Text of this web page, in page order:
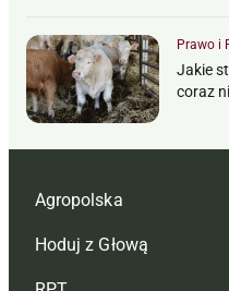
Prawo i
Jakie
coraz
Agropolska
Redakcja
Hoduj z Głową